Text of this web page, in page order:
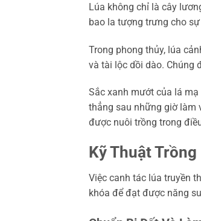
Lúa không chỉ là cây
bao la tượng trưng cho
Trong phong thủy, lúa
và tài lộc dồi dào. Chúng
Sắc xanh mướt của lá
thẳng sau những giờ làm
được nuôi trồng trong
Kỹ Thuật
Việc canh tác lúa truyền
khóa để đạt được năng